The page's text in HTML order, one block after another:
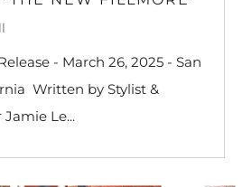
- March 26, 2025 - San
Written by Stylist &
Le...